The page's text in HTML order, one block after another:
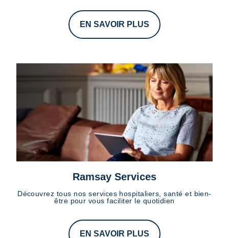
EN SAVOIR PLUS
Ramsay Services
Découvrez tous nos services hospitaliers, santé et bien-
être pour vous faciliter le quotidien
EN SAVOIR PLUS